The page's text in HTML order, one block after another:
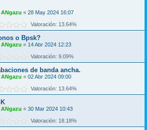
ANgazu « 28 May 2024 16:07
Valoración: 13.64%
o Bpsk?
ANgazu « 14 Abr 2024 12:23
Valoración: 9.09%
de banda ancha.
ANgazu « 02 Abr 2024 09:00
Valoración: 13.64%
ANgazu « 30 Mar 2024 10:43
Valoración: 18.18%